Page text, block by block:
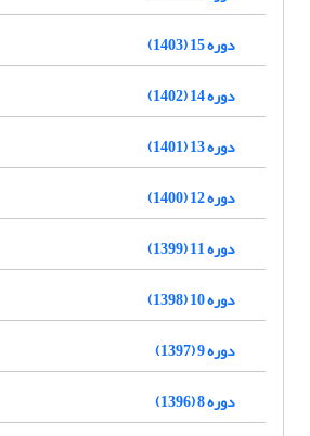
دوره 15 (1403)
دوره 14 (1402)
دوره 13 (1401)
دوره 12 (1400)
دوره 11 (1399)
دوره 10 (1398)
دوره 9 (1397)
دوره 8 (1396)